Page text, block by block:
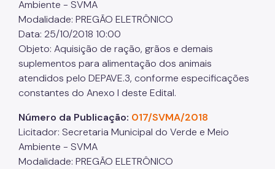
Ambiente - SVMA
Modalidade: PREGÃO ELETRÔNICO
Data: 25/10/2018 10:00
Objeto: Aquisição de ração, grãos e demais
suplementos para alimentação dos animais
atendidos pelo DEPAVE.3, conforme especificações
constantes do Anexo I deste Edital.
Número da Publicação: 017/SVMA/2018
Licitador: Secretaria Municipal do Verde e Meio
Ambiente - SVMA
Modalidade: PREGÃO ELETRÔNICO